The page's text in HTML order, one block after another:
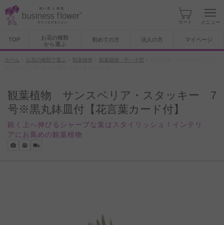
カート メニュー
TOP
お花の種類
から選ぶ
初めての方 法人の方 マイページ
ホーム お花の種類で選ぶ 観葉植物 観葉植物・中～小型
観葉植物 サンスベリア・スタッキー 7
号※黒丸鉢皿付【花言葉カード付】
鋭く上へ伸びるシャープな葉はスタイリッシュ！インテリ
アにお薦めの観葉植物